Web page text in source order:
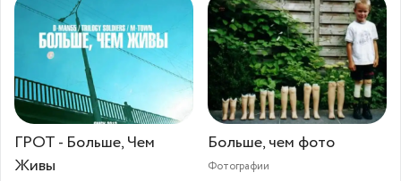
ГРОТ - Больше, Чем
Живы
Больше, чем фото
Фотографии